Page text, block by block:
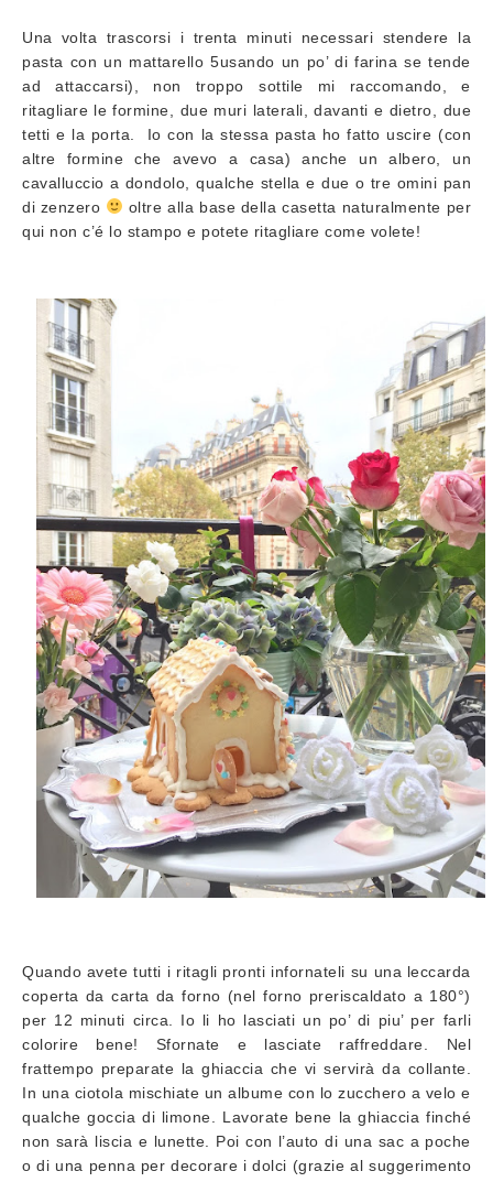
Una volta trascorsi i trenta minuti necessari stendere la
pasta con un mattarello 5usando un po’ di farina se tende
ad attaccarsi), non troppo sottile mi raccomando, e
ritagliare le formine, due muri laterali, davanti e dietro, due
tetti e la porta. Io con la stessa pasta ho fatto uscire (con
altre formine che avevo a casa) anche un albero, un
cavalluccio a dondolo, qualche stella e due o tre omini pan
di zenzero
oltre alla base della casetta naturalmente per
qui non c’é lo stampo e potete ritagliare come volete!
Quando avete tutti i ritagli pronti infornateli su una leccarda
coperta da carta da forno (nel forno preriscaldato a 180°)
per 12 minuti circa. Io li ho lasciati un po’ di piu’ per farli
colorire bene! Sfornate e lasciate raffreddare. Nel
frattempo preparate la ghiaccia che vi servirà da collante.
In una ciotola mischiate un albume con lo zucchero a velo e
qualche goccia di limone. Lavorate bene la ghiaccia finché
non sarà liscia e lunette. Poi con l’auto di una sac a poche
o di una penna per decorare i dolci (grazie al suggerimento